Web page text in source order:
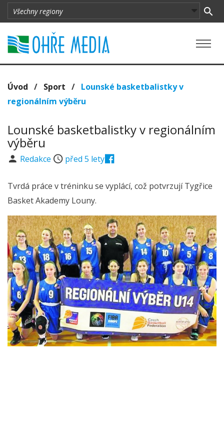
Úvod / Sport / Lounské basketbalistky v
regionálním výběru
Lounské basketbalistky v regionálním
výběru
Redakce před 5 lety
Tvrdá práce v tréninku se vyplácí, což potvrzují Tygřice
Basket Akademy Louny.